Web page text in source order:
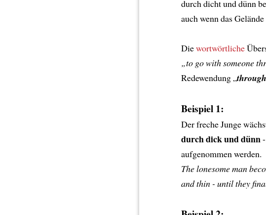
durch dicht und dünn
auch wenn das Gelände
Diewortwörtliche
„to go with someone
Redewendung „
Beispiel 1:
Der freche Junge
durch dick und dünn
aufgenommen werden.
The lonesome man
and thin - until they